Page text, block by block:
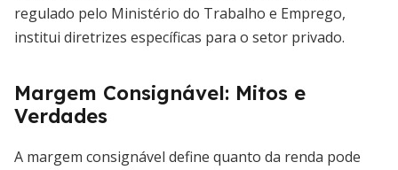
regulado pelo Ministério do Trabalho e Emprego,
institui diretrizes específicas para o setor privado.
Margem Consignável: Mitos e
Verdades
A margem consignável define quanto da renda pode